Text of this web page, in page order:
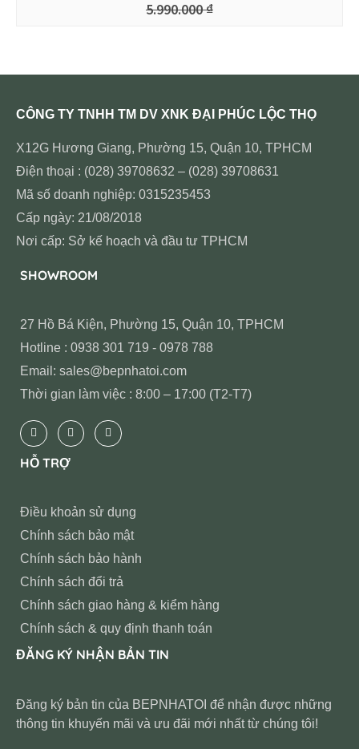
5.990.000₫
CÔNG TY TNHH TM DV XNK ĐẠI PHÚC LỘC THỌ
X12G Hương Giang, Phường 15, Quận 10, TPHCM
Điện thoại : (028) 39708632 – (028) 39708631
Mã số doanh nghiệp: 0315235453
Cấp ngày: 21/08/2018
Nơi cấp: Sở kế hoạch và đầu tư TPHCM
SHOWROOM
27 Hồ Bá Kiện, Phường 15, Quận 10, TPHCM
Hotline : 0938 301 719 - 0978 788
Email: sales@bepnhatoi.com
Thời gian làm việc : 8:00 – 17:00 (T2-T7)
HỖ TRỢ
Điều khoản sử dụng
Chính sách bảo mật
Chính sách bảo hành
Chính sách đổi trả
Chính sách giao hàng & kiểm hàng
Chính sách & quy định thanh toán
ĐĂNG KÝ NHẬN BẢN TIN
Đăng ký bản tin của BEPNHATOI để nhận được những
thông tin khuyến mãi và ưu đãi mới nhất từ chúng tôi!